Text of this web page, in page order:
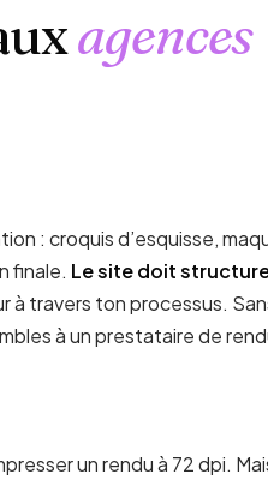
agences
: croquis d’esquisse,
finale. Le site doit
à travers ton processus.
à un prestataire de
un rendu à 72 dpi.